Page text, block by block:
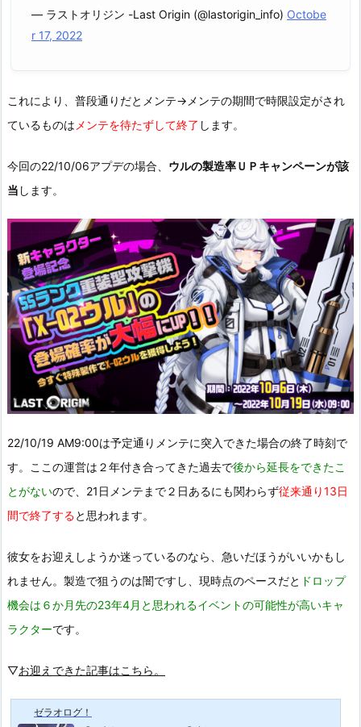
— ラストオリジン -Last Origin (@lastorigin_info) Octobe
r 17, 2022
これにより、普段通りだとメンテ→メンテの期間で時限設定がされ
ているものは メンテを待たずして終了 します。
今回の22/10/06アプデの場合、 ウルの製造率ＵＰキャンペーンが該
当 します。
22/10/19 AM9:00は予定通りメンテに突入できた場合の終了時刻で
す。ここの運営は２年付き合ってきた過去で後から延長をできたこ
とがないので、21日メンテまで２日あるにも関わらず従来通り13日
間で終了すると思われます。
彼女をお迎えしようか迷っているのなら、急いだほうがいいかもし
れません。製造で狙うのは闇ですし、現時点のペースだと ドロップ
機会は６か月先の23年4月と思われるイベントの可能性が高いキャ
ラクターです。
▽お迎えできた記事はこちら。
ゼラオログ！